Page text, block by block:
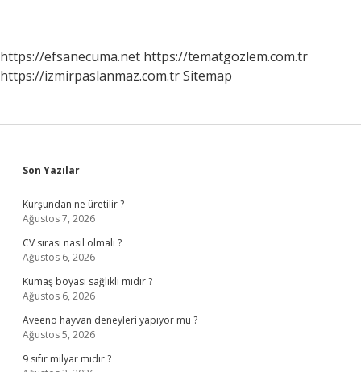
https://efsanecuma.net https://tematgozlem.com.tr
https://izmirpaslanmaz.com.trSitemap
Sidebar
Son Yazılar
Kurşundan ne üretilir ?
Ağustos 7, 2026
CV sırası nasıl olmalı ?
Ağustos 6, 2026
Kumaş boyası sağlıklı mıdır ?
Ağustos 6, 2026
Aveeno hayvan deneyleri yapıyor mu ?
Ağustos 5, 2026
9 sıfır milyar mıdır ?